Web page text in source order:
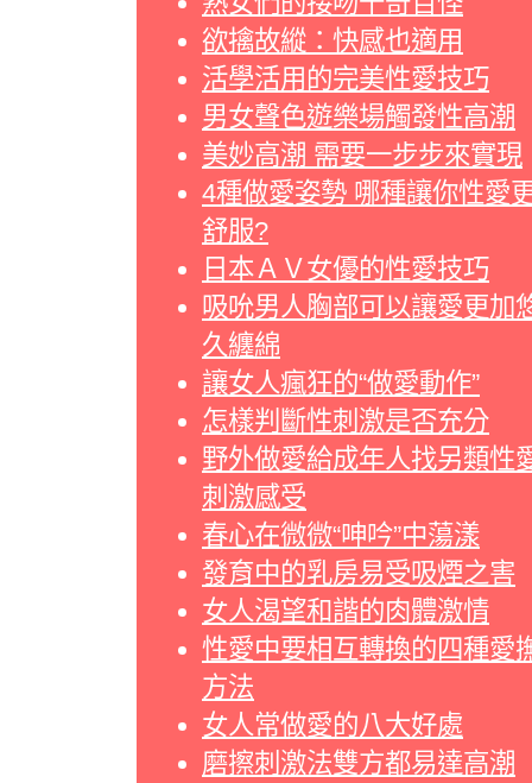
欲擒故縱：快感也適用
活學活用的完美性愛技巧
男女聲色遊樂場觸發性高潮
美妙高潮 需要一步步來實現
4種做愛姿勢 哪種讓你性愛
舒服?
日本ＡＶ女優的性愛技巧
吸吮男人胸部可以讓愛更加
久纏綿
讓女人瘋狂的“做愛動作”
怎樣判斷性刺激是否充分
野外做愛給成年人找另類性
刺激感受
春心在微微“呻吟”中蕩漾
發育中的乳房易受吸煙之害
女人渴望和諧的肉體激情
性愛中要相互轉換的四種愛
方法
女人常做愛的八大好處
磨擦刺激法雙方都易達高潮